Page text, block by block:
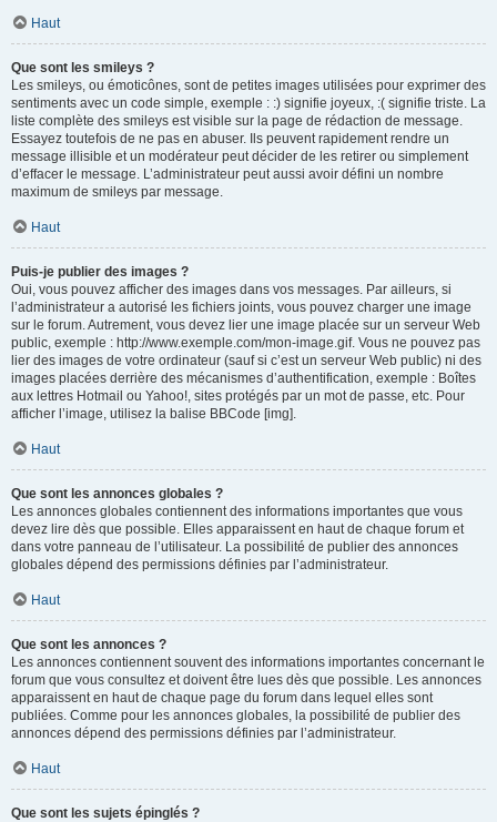
Haut
Que sont les smileys ?
Les smileys, ou émoticônes, sont de petites images utilisées pour exprimer des
sentiments avec un code simple, exemple : :) signifie joyeux, :( signifie triste. La
liste complète des smileys est visible sur la page de rédaction de message.
Essayez toutefois de ne pas en abuser. Ils peuvent rapidement rendre un
message illisible et un modérateur peut décider de les retirer ou simplement
d’effacer le message. L’administrateur peut aussi avoir défini un nombre
maximum de smileys par message.
Haut
Puis-je publier des images ?
Oui, vous pouvez afficher des images dans vos messages. Par ailleurs, si
l’administrateur a autorisé les fichiers joints, vous pouvez charger une image
sur le forum. Autrement, vous devez lier une image placée sur un serveur Web
public, exemple : http://www.exemple.com/mon-image.gif. Vous ne pouvez pas
lier des images de votre ordinateur (sauf si c’est un serveur Web public) ni des
images placées derrière des mécanismes d’authentification, exemple : Boîtes
aux lettres Hotmail ou Yahoo!, sites protégés par un mot de passe, etc. Pour
afficher l’image, utilisez la balise BBCode [img].
Haut
Que sont les annonces globales ?
Les annonces globales contiennent des informations importantes que vous
devez lire dès que possible. Elles apparaissent en haut de chaque forum et
dans votre panneau de l’utilisateur. La possibilité de publier des annonces
globales dépend des permissions définies par l’administrateur.
Haut
Que sont les annonces ?
Les annonces contiennent souvent des informations importantes concernant le
forum que vous consultez et doivent être lues dès que possible. Les annonces
apparaissent en haut de chaque page du forum dans lequel elles sont
publiées. Comme pour les annonces globales, la possibilité de publier des
annonces dépend des permissions définies par l’administrateur.
Haut
Que sont les sujets épinglés ?